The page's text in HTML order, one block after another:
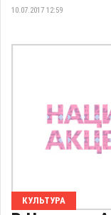
10.07.2017 12:59
КУЛЬТУРА